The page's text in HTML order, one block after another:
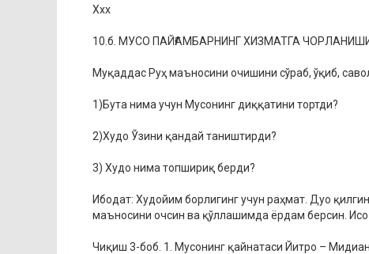
Ххх
10.б. МУСО ПАЙҒАМБАРНИНГ ХИЗМАТГА
Муқаддас Руҳ маъносини очишини сўраб, ўқиб,
1)Бута нима учун Мусонинг диққатини тортди?
2)Худо Ўзини қандай таништирди?
3) Худо нима топшириқ берди?
Ибодат: Худойим борлигинг учун раҳмат. Дуо
маъносини очсин ва қўллашимда ёрдам берсин.
Чиқиш 3-боб. 1. Мусонинг қайнатаси Йитро –